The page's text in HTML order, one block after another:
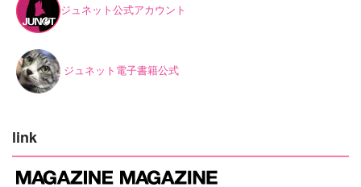
ジュネット公式アカウント
ジュネット電子書籍公式
link